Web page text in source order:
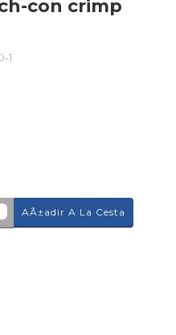
con crimp
1
AÃ±adir A La Cesta